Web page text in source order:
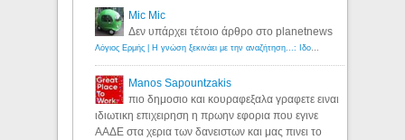
Mic Mic
Δεν υπάρχει τέτοιο άρθρο στο planetnews
Λόγιος Ερμής | Η γνώση ξεκινάει με την αναζήτηση...: Ιδού οι 18 που χρωστούν 11 δις ευρώ!
Manos Sapountzakis
πιο δημοσιο και κουραφεξαλα γραφετε ειναι
ιδιωτικη επιχειρηση η πρωην εφορια που εγινε
ΑΑΔΕ στα χερια των δανειστων και μας πινει το